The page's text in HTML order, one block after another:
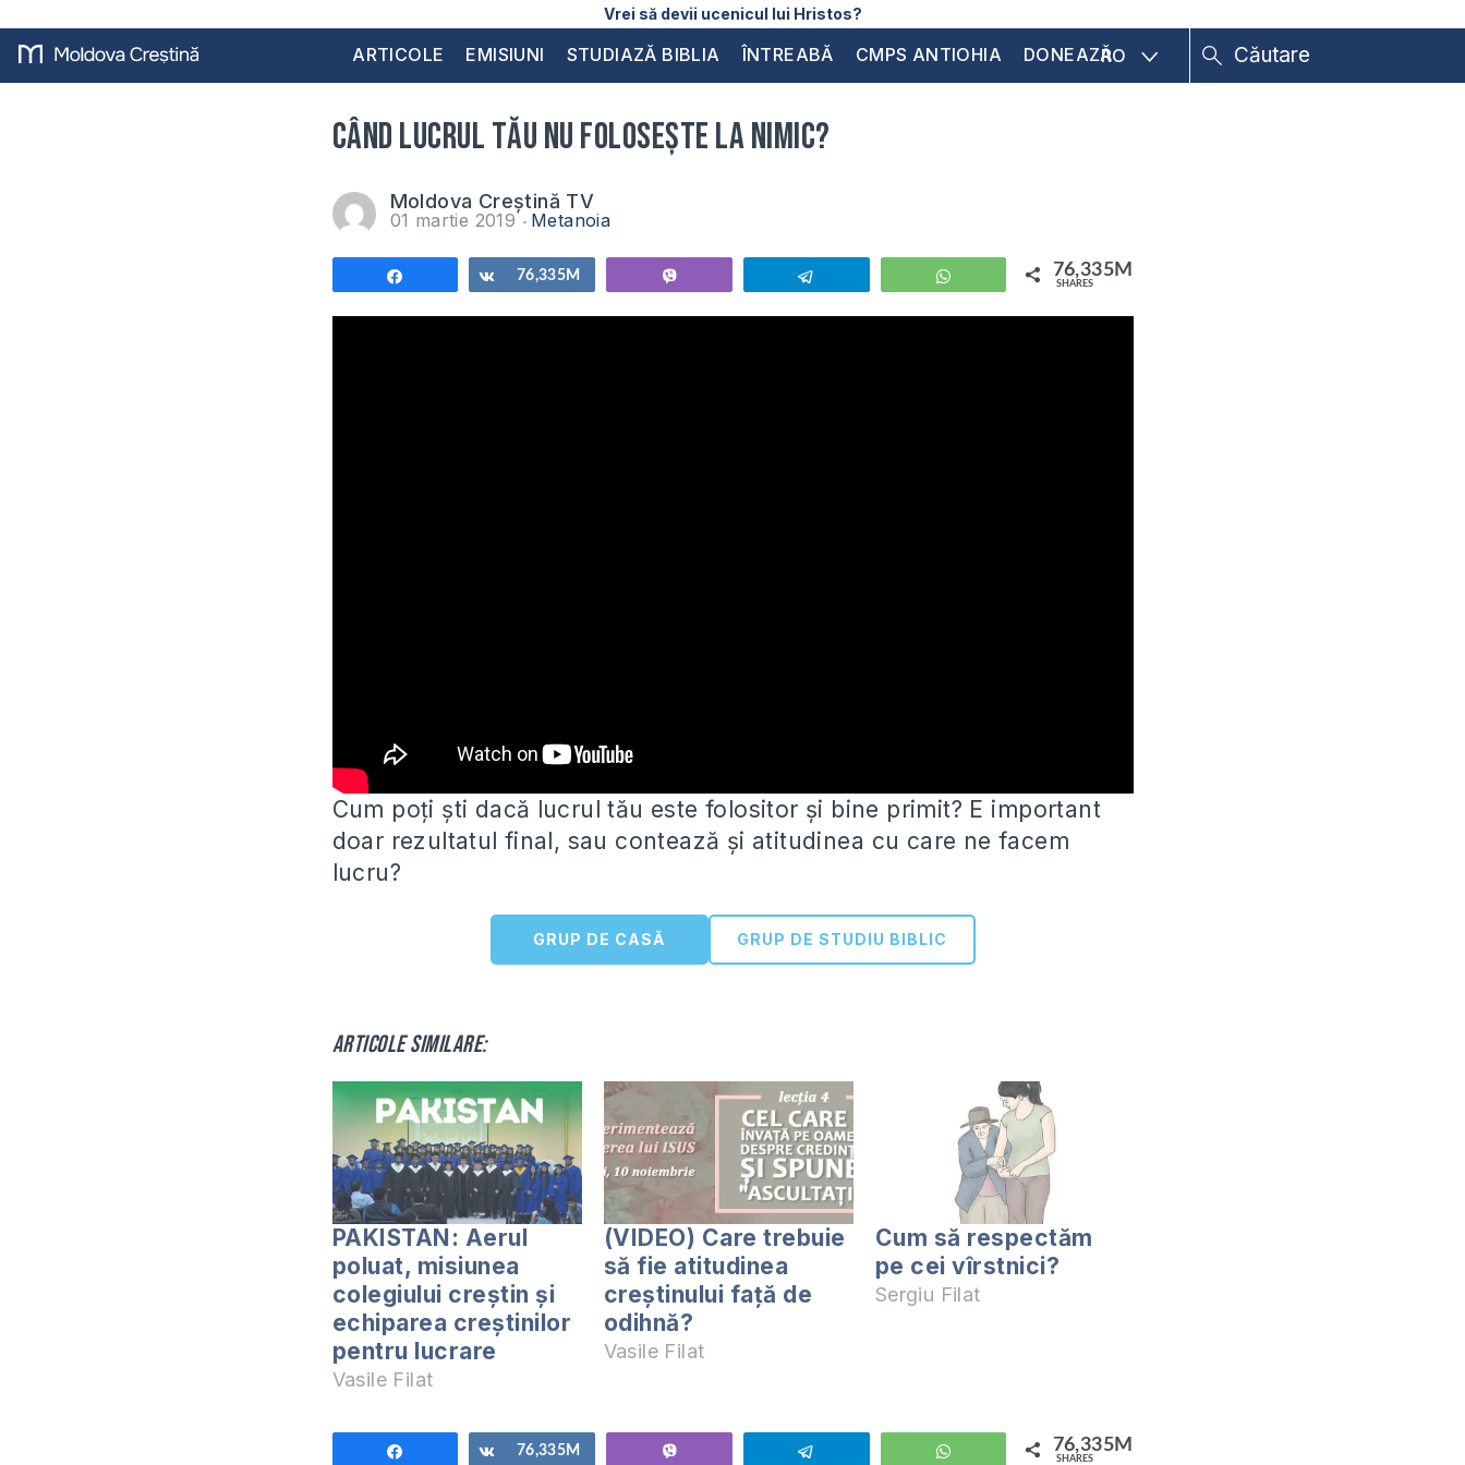
Vrei să devii ucenicul lui Hristos?
ARTICOLE EMISIUNI STUDIAZĂ BIBLIA ÎNTREABĂ CMPS ANTIOHIA DONEAZĂRO
Când lucrul tău nu folosește la nimic?
Moldova Creștină TV
01 martie 2019 Metanoia
Share
76,335M WhatsApp 76,335M
SHARES
Cum poți ști dacă lucrul tău este folositor și bine primit? E important
doar rezultatul final, sau contează și atitudinea cu care ne facem
lucru?
GRUP DE CASĂ GRUP DE STUDIU BIBLIC
Articole similare:
PAKISTAN: Aerul
poluat, misiunea
colegiului creștin și
echiparea creștinilor
pentru lucrare
Vasile Filat
(VIDEO) Care trebuie
să fie atitudinea
creștinului față de
odihnă?
Vasile Filat
Cum să respectăm
pe cei vîrstnici?
Sergiu Filat
Share
76,335M WhatsApp 76,335M
SHARES